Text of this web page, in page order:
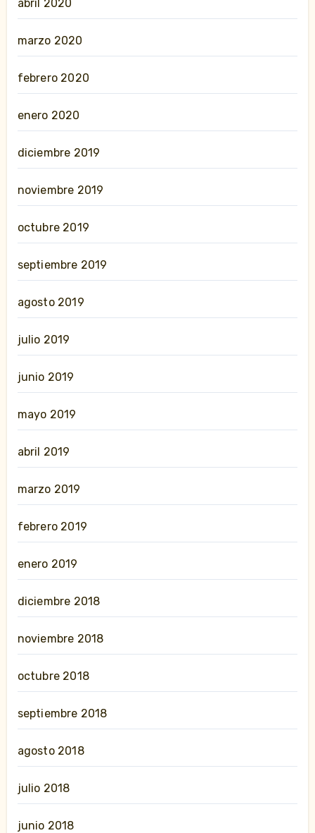
abril 2020
marzo 2020
febrero 2020
enero 2020
diciembre 2019
noviembre 2019
octubre 2019
septiembre 2019
agosto 2019
julio 2019
junio 2019
mayo 2019
abril 2019
marzo 2019
febrero 2019
enero 2019
diciembre 2018
noviembre 2018
octubre 2018
septiembre 2018
agosto 2018
julio 2018
junio 2018